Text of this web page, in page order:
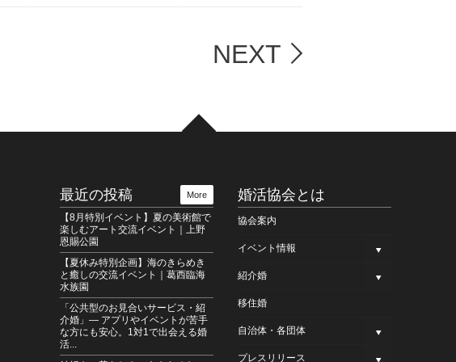
NEXT
最近の投稿
【8月特別イベント】夏の美術館で
楽しむアート交流イベント｜上野
恩賜公園
【夏休み特別企画】海のきらめき
と癒しの交流イベント｜葛西臨海
水族園
「公共型のお見合いサービス・紹
介婚」― アプリやイベントが苦手
な方にも安心。1対1で出会える婚
活...
More 婚活協会とは
協会案内
イベント情報
紹介婚
移住婚
自治体・各団体
プレスリリース